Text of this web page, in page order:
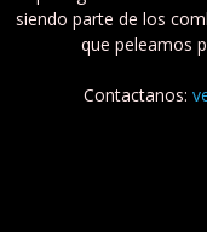
siendo parte de los
que peleamos
Contactanos: